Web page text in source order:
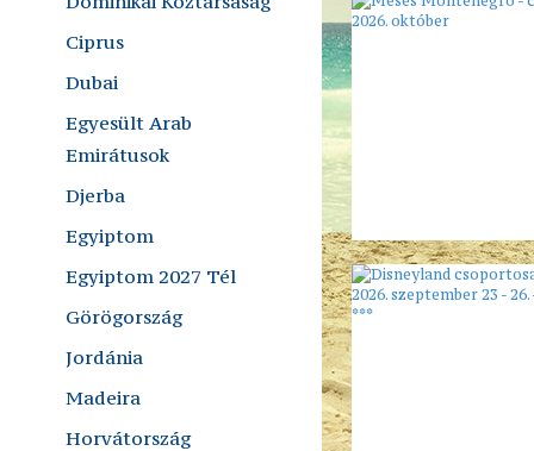
Ciprus
Dubai
Egyesült Arab
Emirátusok
Djerba
Egyiptom
Egyiptom 2027 Tél
Görögország
Jordánia
Madeira
Horvátország